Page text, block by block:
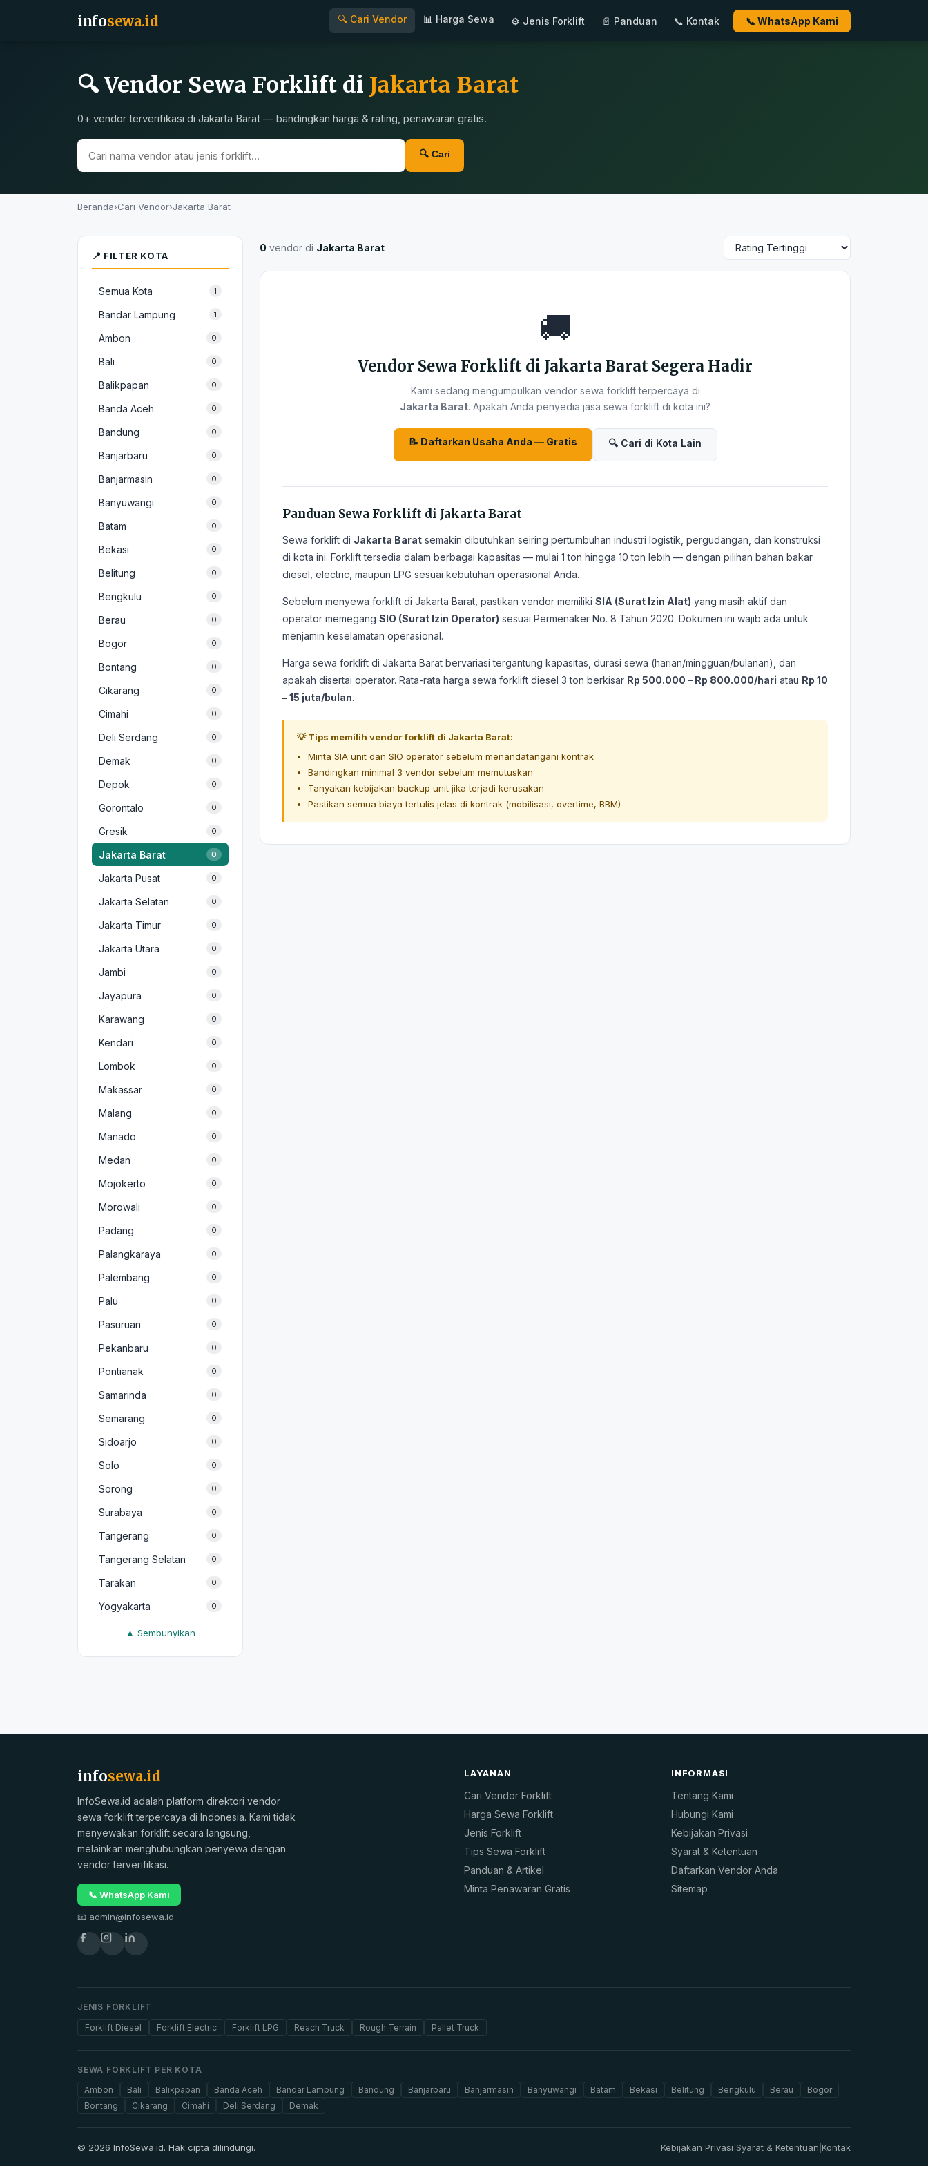
infosewa.id 🔍 Cari Vendor 📊 Harga Sewa ⚙ Jenis Forklift 📄 Panduan 📞 Kontak 📞 WhatsApp Kami
🔍 Vendor Sewa Forklift di Jakarta Barat
0+ vendor terverifikasi di Jakarta Barat — bandingkan harga & rating, penawaran gratis.
🔍 Cari
Beranda›Cari Vendor›Jakarta Barat
📍 FILTER KOTA
Semua Kota 1
Bandar Lampung 1
Ambon 0
Bali 0
Balikpapan 0
Banda Aceh 0
Bandung 0
Banjarbaru 0
Banjarmasin 0
Banyuwangi 0
Batam 0
Bekasi 0
Belitung 0
Bengkulu 0
Berau 0
Bogor 0
Bontang 0
Cikarang 0
Cimahi 0
Deli Serdang 0
Demak 0
Depok 0
Gorontalo 0
Gresik 0
Jakarta Barat 0
Jakarta Pusat 0
Jakarta Selatan 0
Jakarta Timur 0
Jakarta Utara 0
Jambi 0
Jayapura 0
Karawang 0
Kendari 0
Lombok 0
Makassar 0
Malang 0
Manado 0
Medan 0
Mojokerto 0
Morowali 0
Padang 0
Palangkaraya 0
Palembang 0
Palu 0
Pasuruan 0
Pekanbaru 0
Pontianak 0
Samarinda 0
Semarang 0
Sidoarjo 0
Solo 0
Sorong 0
Surabaya 0
Tangerang 0
Tangerang Selatan 0
Tarakan 0
Yogyakarta 0
▲ Sembunyikan
0 vendor di Jakarta Barat
🚚
Vendor Sewa Forklift di Jakarta Barat Segera Hadir
Kami sedang mengumpulkan vendor sewa forklift terpercaya di
Jakarta Barat. Apakah Anda penyedia jasa sewa forklift di kota ini?
📝 Daftarkan Usaha Anda — Gratis 🔍 Cari di Kota Lain
Panduan Sewa Forklift di Jakarta Barat
Sewa forklift di Jakarta Barat semakin dibutuhkan seiring pertumbuhan industri logistik, pergudangan, dan konstruksi
di kota ini. Forklift tersedia dalam berbagai kapasitas — mulai 1 ton hingga 10 ton lebih — dengan pilihan bahan bakar
diesel, electric, maupun LPG sesuai kebutuhan operasional Anda.
Sebelum menyewa forklift di Jakarta Barat, pastikan vendor memiliki SIA (Surat Izin Alat) yang masih aktif dan
operator memegang SIO (Surat Izin Operator) sesuai Permenaker No. 8 Tahun 2020. Dokumen ini wajib ada untuk
menjamin keselamatan operasional.
Harga sewa forklift di Jakarta Barat bervariasi tergantung kapasitas, durasi sewa (harian/mingguan/bulanan), dan
apakah disertai operator. Rata-rata harga sewa forklift diesel 3 ton berkisar Rp 500.000 – Rp 800.000/hari atau Rp 10
– 15 juta/bulan.
💡 Tips memilih vendor forklift di Jakarta Barat:
Minta SIA unit dan SIO operator sebelum menandatangani kontrak
Bandingkan minimal 3 vendor sebelum memutuskan
Tanyakan kebijakan backup unit jika terjadi kerusakan
Pastikan semua biaya tertulis jelas di kontrak (mobilisasi, overtime, BBM)
infosewa.id
InfoSewa.id adalah platform direktori vendor
sewa forklift terpercaya di Indonesia. Kami tidak
menyewakan forklift secara langsung,
melainkan menghubungkan penyewa dengan
vendor terverifikasi.
📞 WhatsApp Kami
📧 admin@infosewa.id
LAYANAN
Cari Vendor Forklift
Harga Sewa Forklift
Jenis Forklift
Tips Sewa Forklift
Panduan & Artikel
Minta Penawaran Gratis
INFORMASI
Tentang Kami
Hubungi Kami
Kebijakan Privasi
Syarat & Ketentuan
Daftarkan Vendor Anda
Sitemap
JENIS FORKLIFT
Forklift Diesel
Forklift Electric Forklift LPG Reach Truck Rough Terrain Pallet Truck
SEWA FORKLIFT PER KOTA
Ambon
Bali Balikpapan Banda Aceh Bandar Lampung Bandung Banjarbaru Banjarmasin Banyuwangi Batam Bekasi Belitung Bengkulu Berau
Bogor
Bontang
Cikarang Cimahi Deli Serdang Demak
© 2026 InfoSewa.id. Hak cipta dilindungi. Kebijakan Privasi Syarat & Ketentuan Kontak